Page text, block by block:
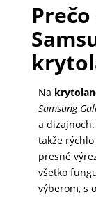
Na
Samsung
a
takže
presné
všetko
výberom, s